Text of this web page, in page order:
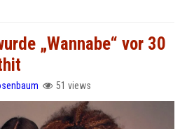
„Wannabe“ vor 30
51 views